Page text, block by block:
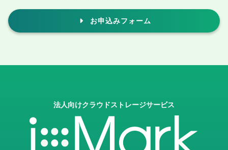
お申込みフォーム
法人向けクラウドストレージサービス